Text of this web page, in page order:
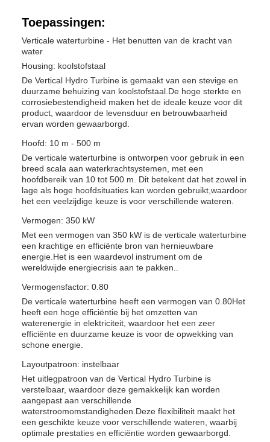
Toepassingen:
Verticale waterturbine - Het benutten van de kracht van
water
Housing: koolstofstaal
De Vertical Hydro Turbine is gemaakt van een stevige en
duurzame behuizing van koolstofstaal.De hoge sterkte en
corrosiebestendigheid maken het de ideale keuze voor dit
product, waardoor de levensduur en betrouwbaarheid
ervan worden gewaarborgd.
Hoofd: 10 m - 500 m
De verticale waterturbine is ontworpen voor gebruik in een
breed scala aan waterkrachtsystemen, met een
hoofdbereik van 10 tot 500 m. Dit betekent dat het zowel in
lage als hoge hoofdsituaties kan worden gebruikt,waardoor
het een veelzijdige keuze is voor verschillende wateren.
Vermogen: 350 kW
Met een vermogen van 350 kW is de verticale waterturbine
een krachtige en efficiënte bron van hernieuwbare
energie.Het is een waardevol instrument om de
wereldwijde energiecrisis aan te pakken..
Vermogensfactor: 0.80
De verticale waterturbine heeft een vermogen van 0.80Het
heeft een hoge efficiëntie bij het omzetten van
waterenergie in elektriciteit, waardoor het een zeer
efficiënte en duurzame keuze is voor de opwekking van
schone energie.
Layoutpatroon: instelbaar
Het uitlegpatroon van de Vertical Hydro Turbine is
verstelbaar, waardoor deze gemakkelijk kan worden
aangepast aan verschillende
waterstroomomstandigheden.Deze flexibiliteit maakt het
een geschikte keuze voor verschillende wateren, waarbij
optimale prestaties en efficiëntie worden gewaarborgd.